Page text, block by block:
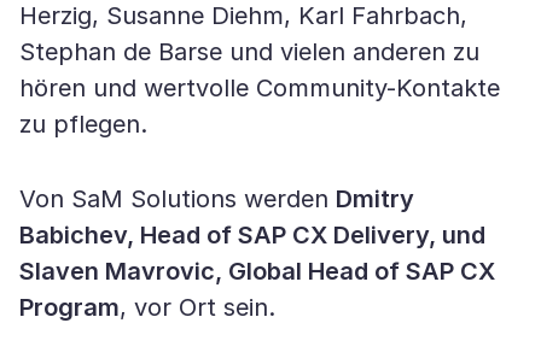
Herzig, Susanne Diehm, Karl Fahrbach,
Stephan de Barse und vielen anderen zu
hören und wertvolle Community-Kontakte
zu pflegen.
Von SaM Solutions werden Dmitry
Babichev, Head of SAP CX Delivery, und
Slaven Mavrovic, Global Head of SAP CX
Program, vor Ort sein.